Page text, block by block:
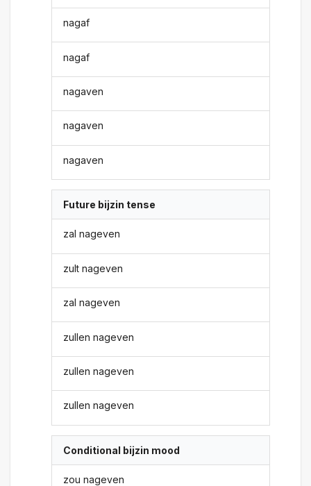
nagaf
nagaf
nagaven
nagaven
nagaven
Future bijzin tense
zal nageven
zult nageven
zal nageven
zullen nageven
zullen nageven
zullen nageven
Conditional bijzin mood
zou nageven